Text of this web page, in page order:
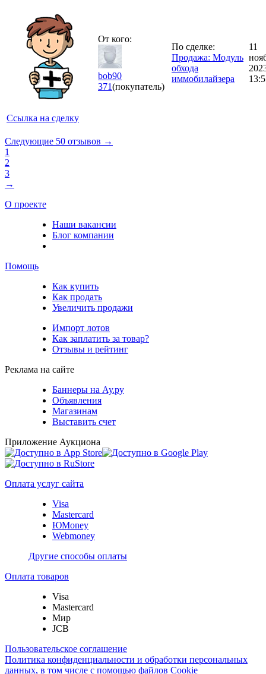
Ссылка на сделку
От кого:
bob90
371(покупатель)
По сделке:
Продажа: Модуль
обхода
иммобилайзера
11
Следующие 50 отзывов →
1
2
3
→
О проекте
Наши вакансии
Блог компании
Помощь
Как купить
Как продать
Увеличить продажи
Импорт лотов
Как заплатить за товар?
Отзывы и рейтинг
Реклама на сайте
Баннеры на Ау.ру
Объявления
Магазинам
Выставить счет
Приложение Аукциона
Оплата услуг сайта
Visa
Mastercard
ЮMoney
Webmoney
Другие способы оплаты
Оплата товаров
Visa
Mastercard
Мир
JCB
Пользовательское соглашение
Политика конфиденциальности и обработки персональных
данных, в том числе с помощью файлов Cookie